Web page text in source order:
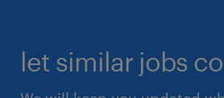
let similar jobs